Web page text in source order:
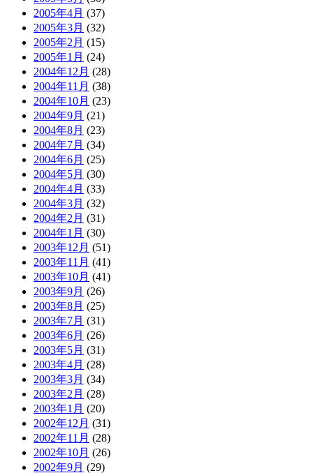
2005年4月 (37)
2005年3月 (32)
2005年2月 (15)
2005年1月 (24)
2004年12月 (28)
2004年11月 (38)
2004年10月 (23)
2004年9月 (21)
2004年8月 (23)
2004年7月 (34)
2004年6月 (25)
2004年5月 (30)
2004年4月 (33)
2004年3月 (32)
2004年2月 (31)
2004年1月 (30)
2003年12月 (51)
2003年11月 (41)
2003年10月 (41)
2003年9月 (26)
2003年8月 (25)
2003年7月 (31)
2003年6月 (26)
2003年5月 (31)
2003年4月 (28)
2003年3月 (34)
2003年2月 (28)
2003年1月 (20)
2002年12月 (31)
2002年11月 (28)
2002年10月 (26)
2002年9月 (29)